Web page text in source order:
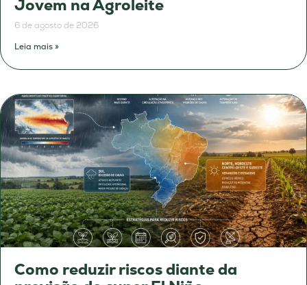
Jovem na Agroleite
6 de agosto de 2026
Leia mais »
Como reduzir riscos diante da